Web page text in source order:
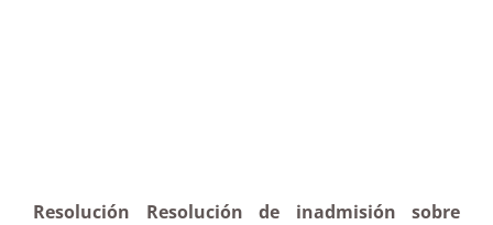
Resolución Resolución de inadmisión sobre